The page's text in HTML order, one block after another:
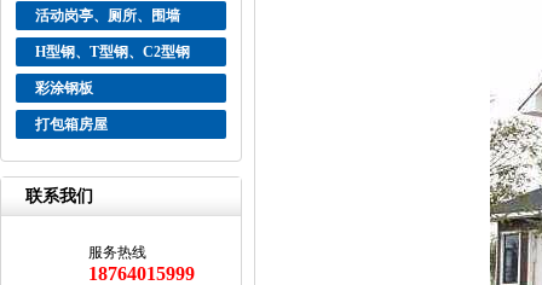
活动岗亭、厕所、围墙
H型钢、T型钢、C2型钢
彩涂钢板
打包箱房屋
联系我们
服务热线
18764015999